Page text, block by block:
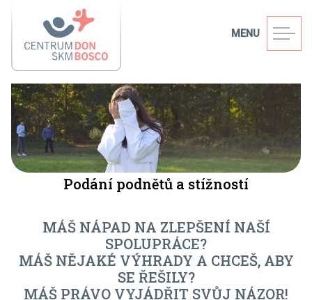
MENU
Podání podnětů a stížností
MÁŠ NÁPAD NA ZLEPŠENÍ NAŠÍ
SPOLUPRÁCE?
MÁŠ NĚJAKÉ VÝHRADY A CHCEŠ, ABY
SE ŘEŠILY?
MÁŠ PRÁVO VYJÁDŘIT SVŮJ NÁZOR!